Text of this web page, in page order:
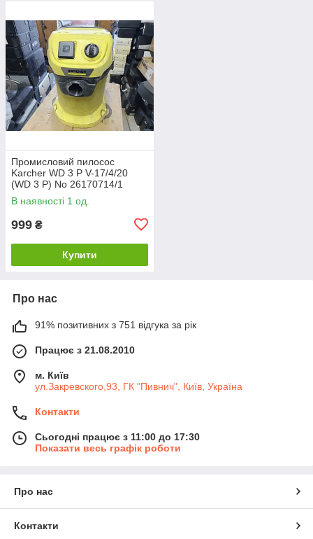
Промисловий пилосос
Karcher WD 3 P V-17/4/20
(WD 3 P) No 26170714/1
В наявності 1 од.
999 ₴
Купити
Про нас
91% позитивних з 751 відгука за рік
Працює з 21.08.2010
м. Київ
ул.Закревского,93, ГК "Пивнич", Київ, Україна
Контакти
Сьогодні працює з 11:00 до 17:30
Показати весь графік роботи
Про нас
Контакти